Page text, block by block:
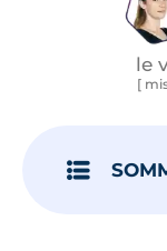
le
[